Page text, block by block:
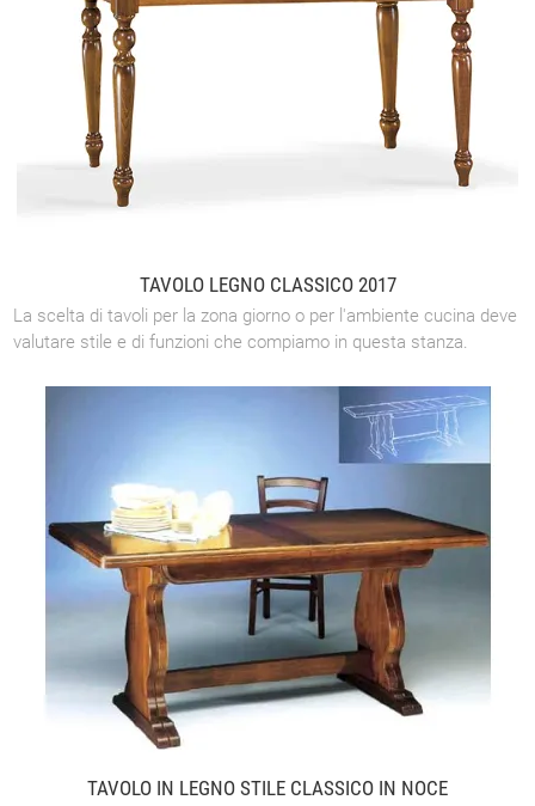
TAVOLO LEGNO CLASSICO 2017
La scelta di tavoli per la zona giorno o per l'ambiente cucina deve
valutare stile e di funzioni che compiamo in questa stanza.
TAVOLO IN LEGNO STILE CLASSICO IN NOCE